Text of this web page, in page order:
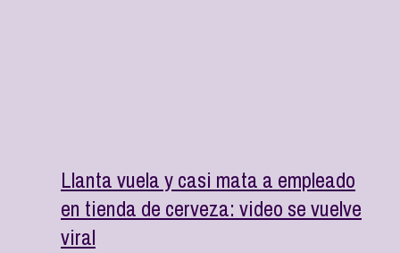
Llanta vuela y casi mata a empleado
en tienda de cerveza: video se vuelve
viral